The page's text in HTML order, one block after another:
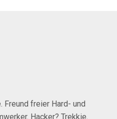
Freund freier Hard- und
Hacker? Trekkie.